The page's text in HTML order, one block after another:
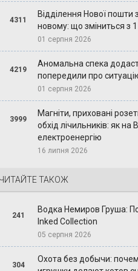
4311
Відділення Нової
новому: що зміниться з
01 серпня 2026
4219
Аномальна спека
попередили про
01 серпня 2026
3999
Магніти, приховані
обхід лічильників: як на
електроенергію
16 липня 2026
ТАКОЖ
241
Водка Немиров Груша:
Inked Collection
05 серпня 2026
304
Охота без добычи: